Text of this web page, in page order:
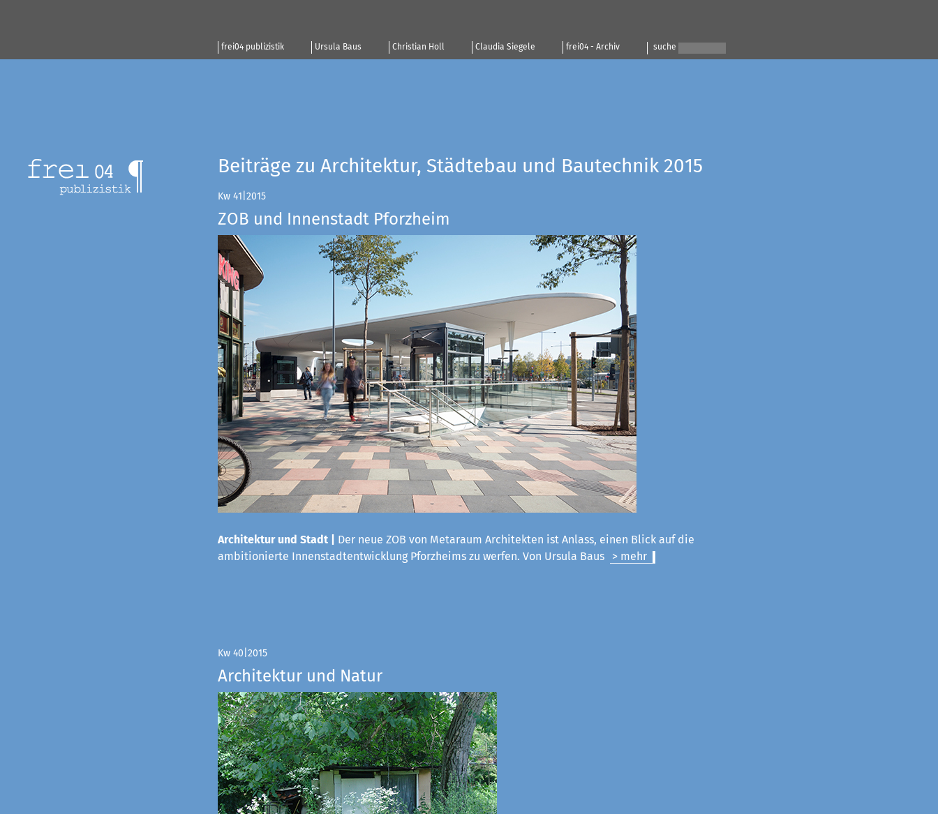
frei04 publizistik Ursula Baus Christian Holl Claudia Siegele frei04 - Archiv suche
Beiträge zu Architektur, Städtebau und Bautechnik 2015
Kw 41|2015
ZOB und Innenstadt Pforzheim
Architektur und Stadt |
Der neue ZOB von Metaraum Architekten ist Anlass, einen Blick auf die
ambitionierte Innenstadtentwicklung Pforzheims zu werfen. Von Ursula Baus
> mehr
Kw 40|2015
Architektur und Natur